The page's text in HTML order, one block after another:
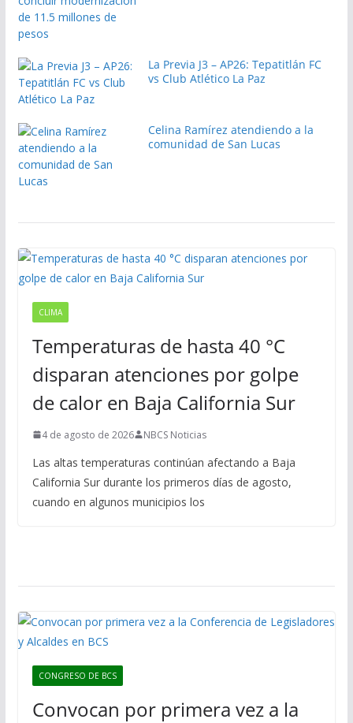
La Previa J3 – AP26: Tepatitlán FC
vs Club Atlético La Paz
Celina Ramírez atendiendo a la
comunidad de San Lucas
CLIMA
Temperaturas de hasta 40 °C
disparan atenciones por golpe
de calor en Baja California Sur
4 de agosto de 2026 NBCS Noticias
Las altas temperaturas continúan afectando a Baja
California Sur durante los primeros días de agosto,
cuando en algunos municipios los
CONGRESO DE BCS
Convocan por primera vez a la